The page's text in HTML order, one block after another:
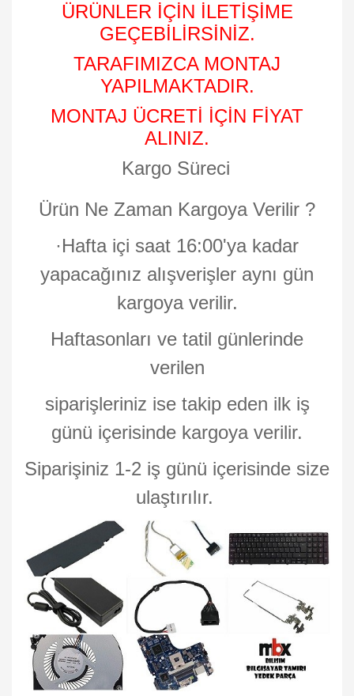
ÜRÜNLER İÇİN İLETİŞİME
GEÇEBİLİRSİNİZ.
TARAFIMIZCA MONTAJ
YAPILMAKTADIR.
MONTAJ ÜCRETİ İÇİN FİYAT
ALINIZ.
Kargo Süreci
Ürün Ne Zaman Kargoya Verilir ?
·Hafta içi saat 16:00'ya kadar
yapacağınız alışverişler aynı gün
kargoya verilir.
Haftasonları ve tatil günlerinde
verilen
siparişleriniz ise takip eden ilk iş
günü içerisinde kargoya verilir.
Siparişiniz 1-2 iş günü içerisinde size
ulaştırılır.